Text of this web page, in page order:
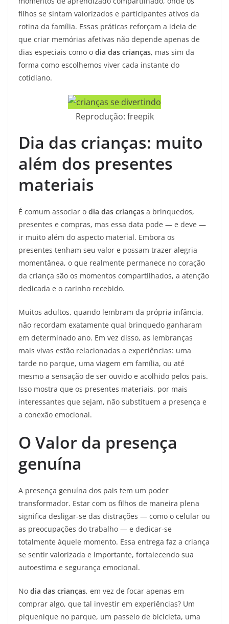
filhos se sintam valorizados e participantes ativos da
rotina da família. Essas práticas reforçam a ideia de
que criar memórias afetivas não depende apenas de
dias especiais como o dia das crianças, mas sim da
forma como escolhemos viver cada instante do
cotidiano.
Reprodução: freepik
Dia das crianças: muito
além dos presentes
materiais
É comum associar o dia das crianças a brinquedos,
presentes e compras, mas essa data pode — e deve —
ir muito além do aspecto material. Embora os
presentes tenham seu valor e possam trazer alegria
momentânea, o que realmente permanece no coração
da criança são os momentos compartilhados, a atenção
dedicada e o carinho recebido.
Muitos adultos, quando lembram da própria infância,
não recordam exatamente qual brinquedo ganharam
em determinado ano. Em vez disso, as lembranças
mais vivas estão relacionadas a experiências: uma
tarde no parque, uma viagem em família, ou até
mesmo a sensação de ser ouvido e acolhido pelos pais.
Isso mostra que os presentes materiais, por mais
interessantes que sejam, não substituem a presença e
a conexão emocional.
O Valor da presença
genuína
A presença genuína dos pais tem um poder
transformador. Estar com os filhos de maneira plena
significa desligar-se das distrações — como o celular ou
as preocupações do trabalho — e dedicar-se
totalmente àquele momento. Essa entrega faz a criança
se sentir valorizada e importante, fortalecendo sua
autoestima e segurança emocional.
No dia das crianças, em vez de focar apenas em
comprar algo, que tal investir em experiências? Um
piquenique no parque, um passeio de bicicleta, uma